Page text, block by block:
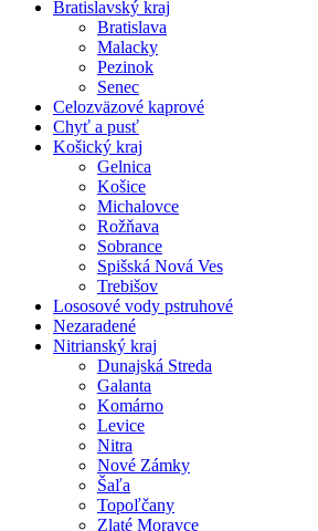
Bratislavský kraj
Bratislava
Malacky
Pezinok
Senec
Celozväzové kaprové
Chyť a pusť
Košický kraj
Gelnica
Košice
Michalovce
Rožňava
Sobrance
Spišská Nová Ves
Trebišov
Lososové vody pstruhové
Nezaradené
Nitrianský kraj
Dunajská Streda
Galanta
Komárno
Levice
Nitra
Nové Zámky
Šaľa
Topoľčany
Zlaté Moravce